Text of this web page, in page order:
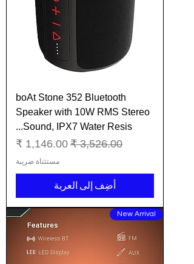
boAt Stone 352 Bluetooth
Speaker with 10W RMS Stereo
Sound, IPX7 Water Resis...
سعر عادي سعر البيع
مستثناة ضريبة
أضِف إلى العربة
New Arrival